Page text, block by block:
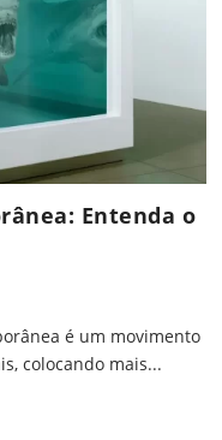
Entenda o
é um movimento
colocando mais...